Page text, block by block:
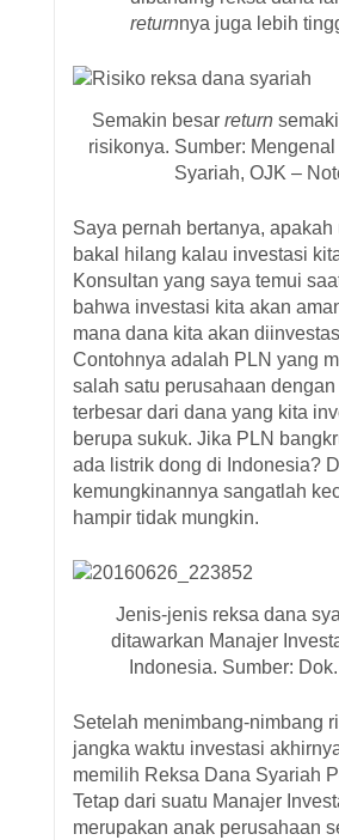
returnnya juga lebih
Semakin besar return
risikonya. Sumber: Mengenal
Syariah, OJK –
Saya pernah bertanya, apakah
bakal hilang kalau investasi
Konsultan yang saya temui
bahwa investasi kita akan
mana dana kita akan
Contohnya adalah PLN yang
salah satu perusahaan
terbesar dari dana yang kita
berupa sukuk. Jika PLN
ada listrik dong di Indonesia?
kemungkinannya sangatlah
hampir tidak mungkin.
Jenis-jenis reksa dana
ditawarkan Manajer
Indonesia. Sumber:
Setelah menimbang-nimbang
jangka waktu investasi
memilih Reksa Dana Syariah
Tetap dari suatu Manajer
merupakan anak perusahaan